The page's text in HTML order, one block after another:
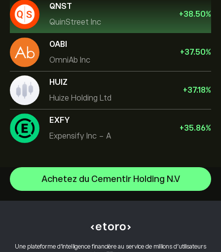
QNST
QuinStreet Inc
+38.50%
OABI
OmniAb Inc
+37.50%
HUIZ
Huize Holding Ltd
+37.18%
EXFY
Expensify Inc - A
+35.86%
Achetez du Cementir Holding N.V
Une plateforme d’intelligence financière au service de millions d’utilisateurs
Celestica Inc
Centre d’aide
Comment effectuer un retrait
Ouvrir un compte
Comment fonctionne le CopyTrading
Pourquoi choisir eToro